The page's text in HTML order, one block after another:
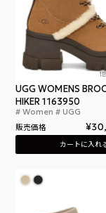
UGG WOMENS
HIKER 1163950
Women UGG
販売価格 ¥
カートに入れ